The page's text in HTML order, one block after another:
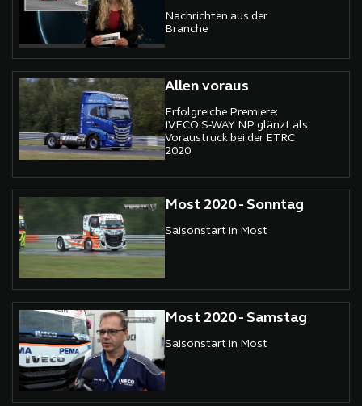
Nachrichten aus der
Branche
Allen voraus
Erfolgreiche Premiere:
IVECO S-WAY NP glänzt als
Voraustruck bei der ETRC
2020
Most 2020 - Sonntag
Saisonstart in Most
Most 2020 - Samstag
Saisonstart in Most